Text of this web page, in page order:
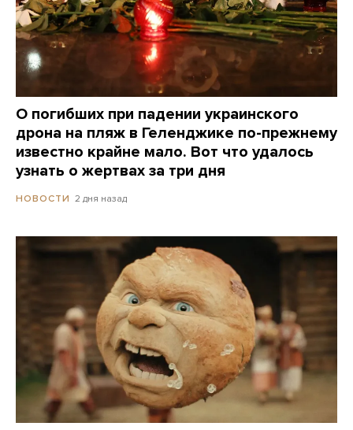
О погибших при падении украинского
дрона на пляж в Геленджике по-прежнему
известно крайне мало. Вот что удалось
узнать о жертвах за три дня
НОВОСТИ 2 дня назад